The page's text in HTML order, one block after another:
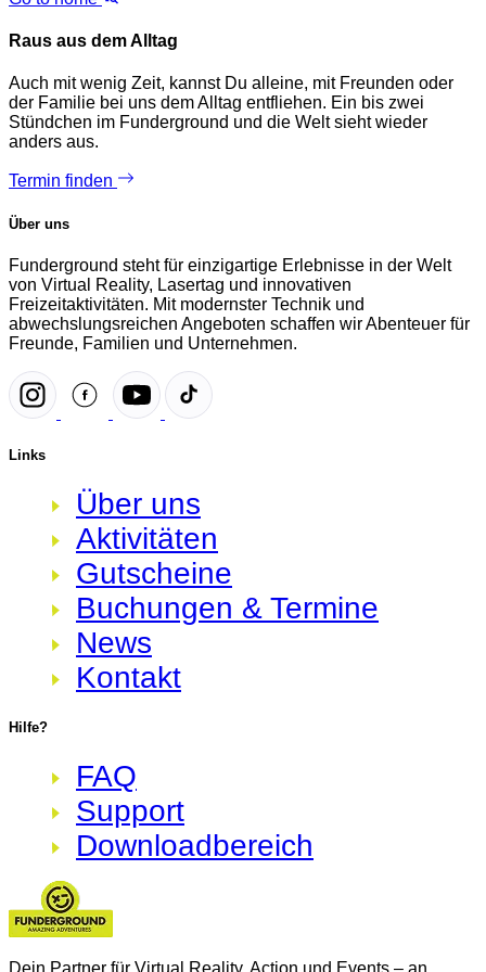
Raus aus dem Alltag
Auch mit wenig Zeit, kannst Du alleine, mit Freunden oder
der Familie bei uns dem Alltag entfliehen. Ein bis zwei
Stündchen im Funderground und die Welt sieht wieder
anders aus.
Termin finden
Über uns
Funderground steht für einzigartige Erlebnisse in der Welt
von Virtual Reality, Lasertag und innovativen
Freizeitaktivitäten. Mit modernster Technik und
abwechslungsreichen Angeboten schaffen wir Abenteuer für
Freunde, Familien und Unternehmen.
Links
Über uns
Aktivitäten
Gutscheine
Buchungen & Termine
News
Kontakt
Hilfe?
FAQ
Support
Downloadbereich